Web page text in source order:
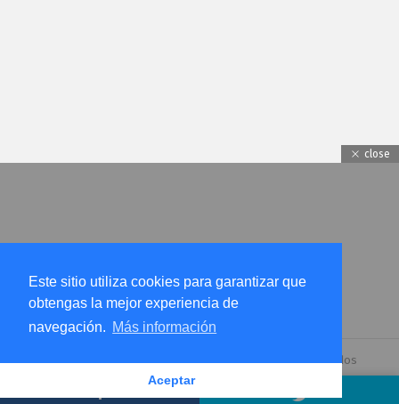
Este sitio utiliza cookies para garantizar que
obtengas la mejor experiencia de
navegación. Más información
Aceptar
© 2026 byincognitapro.com.Todos los derechos reservados
AVISO DE PRIVACIDAD
close